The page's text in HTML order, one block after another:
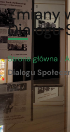
Zmiany
Dialogu
Strona główna /
Dialogu